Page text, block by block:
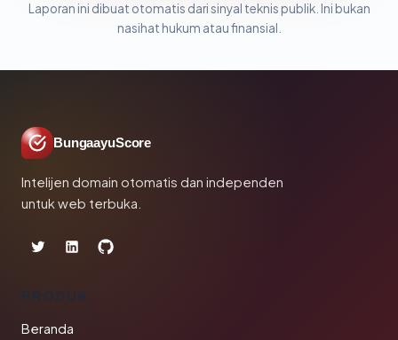
Laporan ini dibuat otomatis dari sinyal teknis publik. Ini bukan
nasihat hukum atau finansial.
BungaayuScore
Intelijen domain otomatis dan independen
untuk web terbuka.
PRODUK
Beranda